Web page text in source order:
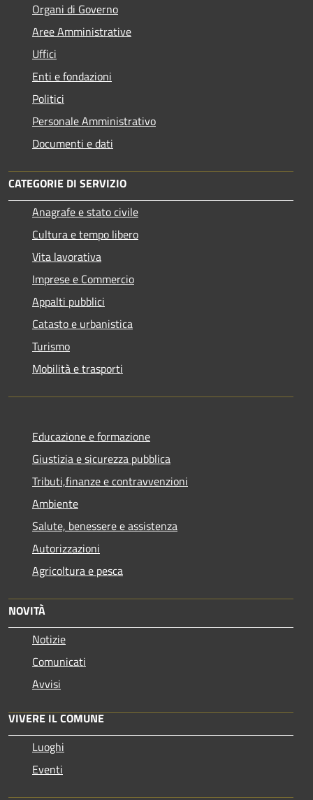
Organi di Governo
Aree Amministrative
Uffici
Enti e fondazioni
Politici
Personale Amministrativo
Documenti e dati
CATEGORIE DI SERVIZIO
Anagrafe e stato civile
Cultura e tempo libero
Vita lavorativa
Imprese e Commercio
Appalti pubblici
Catasto e urbanistica
Turismo
Mobilità e trasporti
Educazione e formazione
Giustizia e sicurezza pubblica
Tributi,finanze e contravvenzioni
Ambiente
Salute, benessere e assistenza
Autorizzazioni
Agricoltura e pesca
NOVITÀ
Notizie
Comunicati
Avvisi
VIVERE IL COMUNE
Luoghi
Eventi